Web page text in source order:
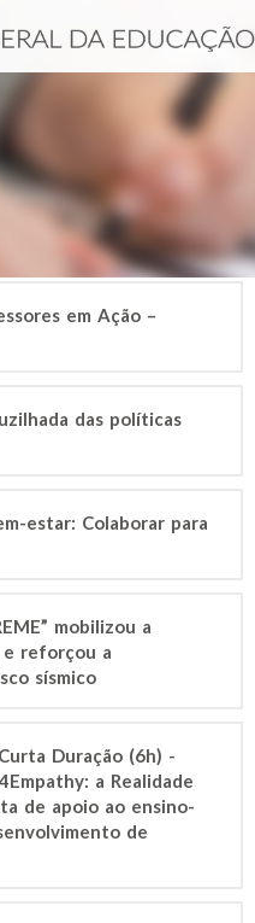
em Ação –
das políticas
estar: Colaborar para
mobilizou a
e reforçou a
sísmico
Duração (6h) -
a Realidade
de apoio ao ensino-
de